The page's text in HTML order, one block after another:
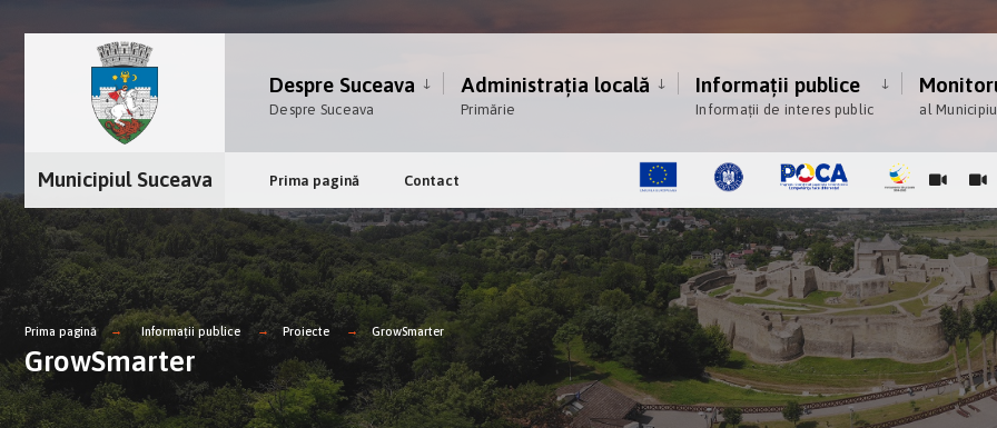
Despre Suceava
Despre Suceava
Administrația locală
Primărie
Informații publice
Informații de interes public al
Municipiul Suceava Prima pagină Contact
Prima pagină Informații publice Proiecte GrowSmarter
GrowSmarter